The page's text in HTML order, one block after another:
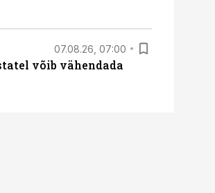
07.08.26, 07:00
võib vähendada